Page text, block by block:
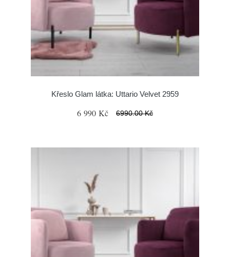
Křeslo Glam látka: Uttario Velvet 2959
6 990 Kč 6990.00 Kč